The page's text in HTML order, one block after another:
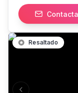
355 m²,
de construcción,
US$1,140,000.
combinación de
amplios espacios
unidad cuenta
Resaltado